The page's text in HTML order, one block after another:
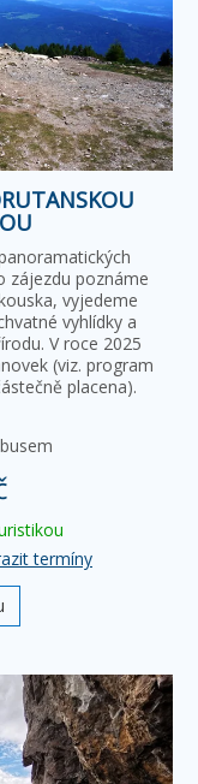
zájezdu poznáme
vyjedeme
vyhlídky a
V roce 2025
(viz. program
placena).
termíny